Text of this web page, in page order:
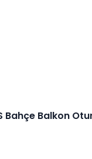
Bahçe Balkon